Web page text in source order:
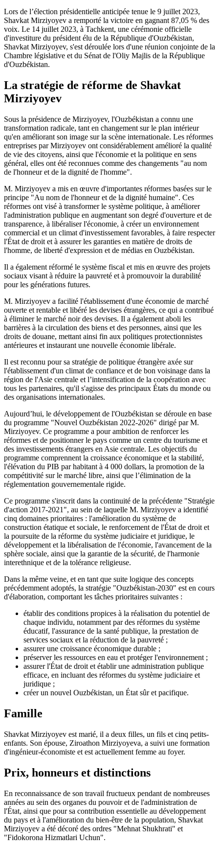
Lors de l’élection présidentielle anticipée tenue le 9 juillet 2023,
Shavkat Mirziyoyev a remporté la victoire en gagnant 87,05 % des
voix. Le 14 juillet 2023, à Tachkent, une cérémonie officielle
d'investiture du président élu de la République d'Ouzbékistan,
Shavkat Mirziyoyev, s'est déroulée lors d'une réunion conjointe de la
Chambre législative et du Sénat de l'Oliy Majlis de la République
d'Ouzbékistan.
La stratégie de réforme de Shavkat
Mirziyoyev
Sous la présidence de Mirziyoyev, l'Ouzbékistan a connu une
transformation radicale, tant en changement sur le plan intérieur
qu'en améliorant son image sur la scène internationale. Les réformes
entreprises par Mirziyoyev ont considérablement amélioré la qualité
de vie des citoyens, ainsi que l'économie et la politique en sens
général, elles ont été reconnues comme des changements "au nom
de l'honneur et de la dignité de l'homme".
M. Mirziyoyev a mis en œuvre d'importantes réformes basées sur le
principe "Au nom de l'honneur et de la dignité humaine". Ces
réformes ont visé à transformer le système politique, à améliorer
l'administration publique en augmentant son degré d'ouverture et de
transparence, à libéraliser l'économie, à créer un environnement
commercial et un climat d'investissement favorables, à faire respecter
l'État de droit et à assurer les garanties en matière de droits de
l'homme, de liberté d'expression et de médias en Ouzbékistan.
Il a également réformé le système fiscal et mis en œuvre des projets
sociaux visant à réduire la pauvreté et à promouvoir la durabilité
pour les générations futures.
M. Mirziyoyev a facilité l'établissement d'une économie de marché
ouverte et rentable et libéré les devises étrangères, ce qui a contribué
à éliminer le marché noir des devises. Il a également aboli les
barrières à la circulation des biens et des personnes, ainsi que les
droits de douane, mettant ainsi fin aux politiques protectionnistes
antérieures et instaurant une nouvelle économie libérale.
Il est reconnu pour sa stratégie de politique étrangère axée sur
l'établissement d'un climat de confiance et de bon voisinage dans la
région de l'Asie centrale et l’intensification de la coopération avec
tous les partenaires, qu'il s'agisse des principaux États du monde ou
des organisations internationales.
Aujourd’hui, le développement de l'Ouzbékistan se déroule en base
du programme "Nouvel Ouzbékistan 2022-2026" dirigé par M.
Mirziyoyev. Ce programme a pour ambition de renforcer les
réformes et de positionner le pays comme un centre du tourisme et
des investissements étrangers en Asie centrale. Les objectifs du
programme comprennent la croissance économique et la stabilité,
l'élévation du PIB par habitant à 4 000 dollars, la promotion de la
compétitivité sur le marché libre, ainsi que l’élimination de la
réglementation gouvernementale rigide.
Ce programme s'inscrit dans la continuité de la précédente "Stratégie
d'action 2017-2021", au sein de laquelle M. Mirziyoyev a identifié
cinq domaines prioritaires : l'amélioration du système de
construction étatique et sociale, le renforcement de l'État de droit et
la poursuite de la réforme du système judiciaire et juridique, le
développement et la libéralisation de l'économie, l'avancement de la
sphère sociale, ainsi que la garantie de la sécurité, de l'harmonie
interethnique et de la tolérance religieuse.
Dans la même veine, et en tant que suite logique des concepts
précédemment adoptés, la stratégie "Ouzbékistan-2030" est en cours
d'élaboration, comportant les tâches prioritaires suivantes :
établir des conditions propices à la réalisation du potentiel de
chaque individu, notamment par des réformes du système
éducatif, l'assurance de la santé publique, la prestation de
services sociaux et la réduction de la pauvreté ;
assurer une croissance économique durable ;
préserver les ressources en eau et protéger l'environnement ;
assurer l'État de droit et établir une administration publique
efficace, en incluant des réformes du système judiciaire et
juridique ;
créer un nouvel Ouzbékistan, un État sûr et pacifique.
Famille
Shavkat Mirziyoyev est marié, il a deux filles, un fils et cinq petits-
enfants. Son épouse, Ziroathon Mirziyoyeva, a suivi une formation
d'ingénieur-économiste et est actuellement femme au foyer.
Prix, honneurs et distinctions
En reconnaissance de son travail fructueux pendant de nombreuses
années au sein des organes du pouvoir et de l'administration de
l'État, ainsi que pour sa contribution essentielle au développement
du pays et à l'amélioration du bien-être de la population, Shavkat
Mirziyoyev a été décoré des ordres "Mehnat Shukhrati" et
"Fidokorona Hizmatlari Uchun".